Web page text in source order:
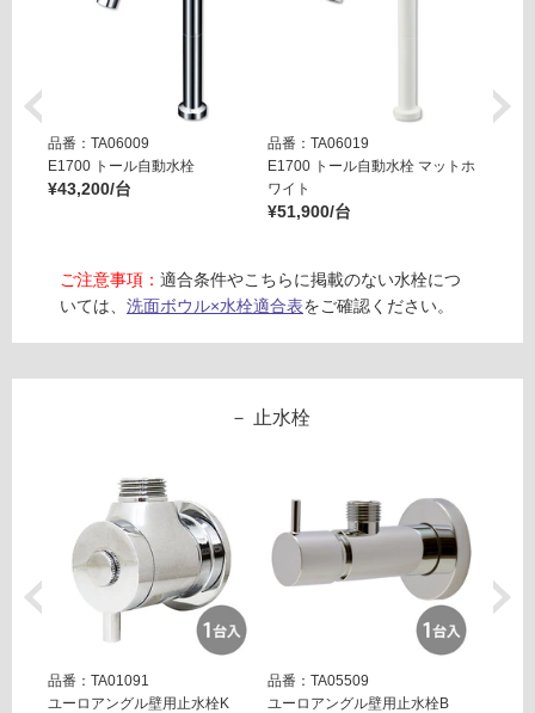
品番：TA06009
E1700 トール自動水栓
¥43,200/台
品番：TA06019
E1700 トール自動水栓 マットホ
ワイト
¥51,900/台
ご注意事項： 適合条件やこちらに掲載のない水栓につ
いては、 洗面ボウル×水栓適合表をご確認ください。
止水栓
品番：TA01091
ユーロアングル壁用止水栓K
品番：TA05509
ユーロアングル壁用止水栓B